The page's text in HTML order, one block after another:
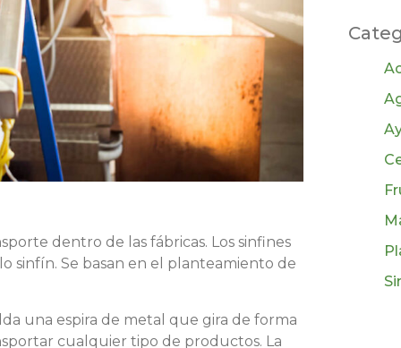
dentro de las fábricas. Los sinfines
Se basan en el planteamiento de
una espira de metal que gira de forma
cualquier tipo de productos. La